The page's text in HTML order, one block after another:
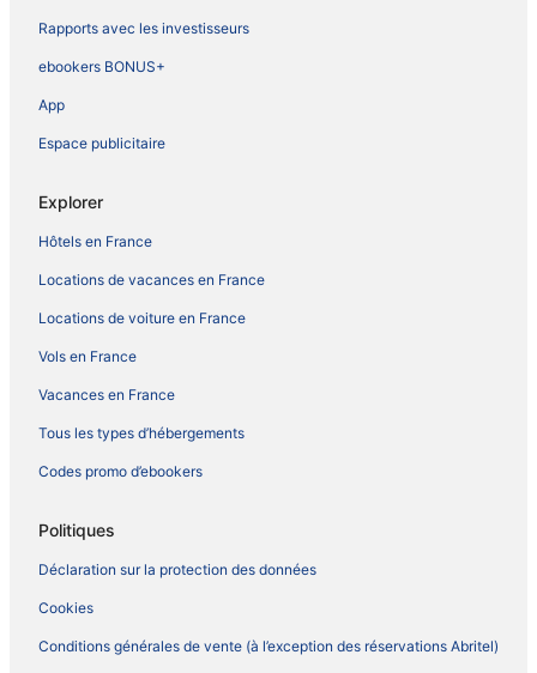
Rapports avec les investisseurs
ebookers BONUS+
App
Espace publicitaire
Explorer
Hôtels en France
Locations de vacances en France
Locations de voiture en France
Vols en France
Vacances en France
Tous les types d’hébergements
Codes promo d’ebookers
Politiques
Déclaration sur la protection des données
Cookies
Conditions générales de vente (à l’exception des réservations Abritel)